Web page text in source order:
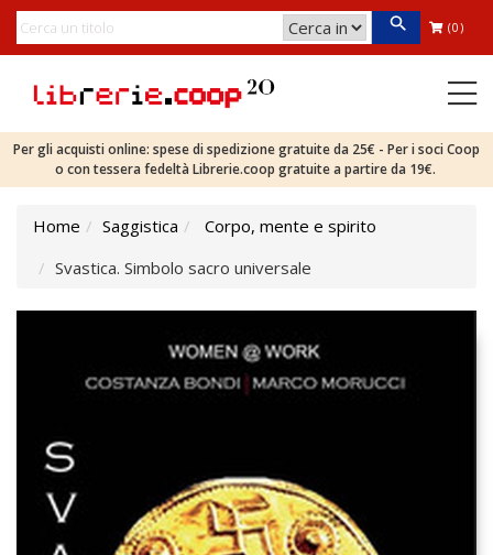
(0)
Per gli acquisti online: spese di spedizione gratuite da 25€ - Per i soci Coop
o con tessera fedeltà Librerie.coop gratuite a partire da 19€.
Home Saggistica
Corpo, mente e spirito
Svastica. Simbolo sacro universale